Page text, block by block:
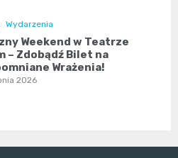
Wydarzenia
Weekend w Teatrze
– Zdobądź Bilet na
Wrażenia!
2026